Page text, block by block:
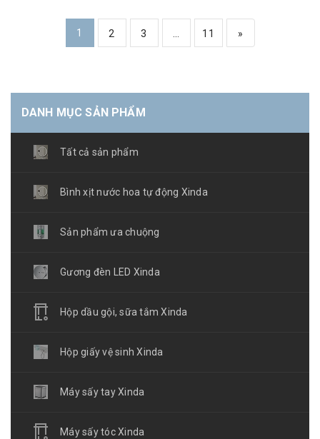
1 2 3 ... 11 »
DANH MỤC SẢN PHẨM
Tất cả sản phẩm
Bình xịt nước hoa tự động Xinda
Sản phẩm ưa chuộng
Gương đèn LED Xinda
Hộp dầu gội, sữa tắm Xinda
Hộp giấy vệ sinh Xinda
Máy sấy tay Xinda
Máy sấy tóc Xinda